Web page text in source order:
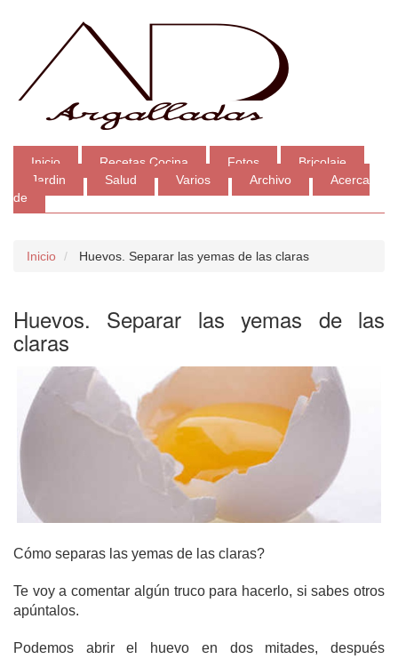
Inicio Recetas Cocina Fotos
Bricolaje
Jardin
Salud Varios Archivo
Acerca
de
Inicio Huevos. Separar las yemas de las claras
Huevos. Separar las yemas de las
claras
Cómo separas las yemas de las claras?
Te voy a comentar algún truco para hacerlo, si sabes otros
apúntalos.
Podemos abrir el huevo en dos mitades, después